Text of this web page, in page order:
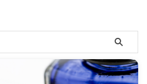
・三宅香帆
かでてこな